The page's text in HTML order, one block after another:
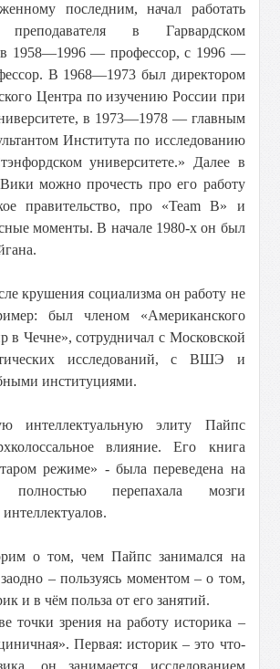
последним, начал работать
в Гарвардском
в 1958—1996 — профессор, с 1996 —
В 1968—1973 был директором
Центра по изучению России при
в 1973—1978 — главным
Института по исследованию
университете.» Далее в
можно прочесть про его работу
правительство, про «Team B» и
моменты. В начале 1980-х он был
крушения социализма он работу не
был членом «Американского
в Чечне», сотрудничал с Московской
исследований, с ВШЭ и
институциями.
интеллектуальную элиту Пайпс
влияние. Его книга
режиме» - была переведена на
перепахала мозги
о том, чем Пайпс занимался на
– пользуясь моментом – о том,
и в чём польза от его занятий.
точки зрения на работу историка –
Первая: историк – это что-
он занимается исследованием